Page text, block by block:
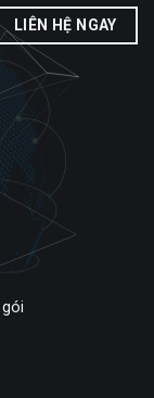
LIÊN HỆ NGAY